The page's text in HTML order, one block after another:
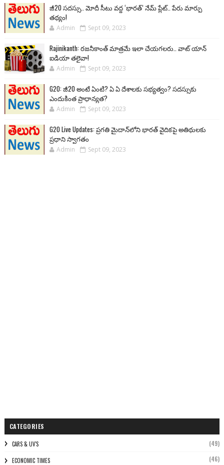
జీ20 సదస్సు.. మోదీ సీటు వద్ద ‘భారత్’ నేమ్ ప్లేట్‌.. పేరు మార్పు
తథ్యం!
Admin Sept 09, 2023
Rajinikanth: రజనీకాంత్ మాత్రమే ఇలా చేయగలరు.. వాట్ యాన్
ఐడియా తలైవా!
Admin Sept 09, 2023
G20: జీ20 అంటే ఏంటి? ఏ ఏ దేశాలకు సభ్యత్వం? సదస్సుకు
ఎందుకింత ప్రాధాన్యత?
Admin Sept 09, 2023
G20 Live Updates: ప్రగతి మైదాన్‌లోని భారత్ వైదికపై అతిథులకు
ప్రధాని స్వాగతం
Admin Sept 09, 2023
CATEGORIES
CARS & UV'S (49)
ECONOMIC TIMES (46)